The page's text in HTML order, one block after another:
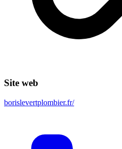
Site web
borislevertplombier.fr/